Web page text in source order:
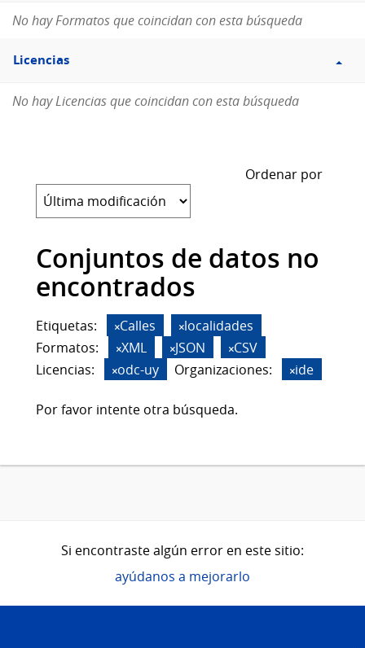
No hay Formatos que coincidan con esta búsqueda
Filtro
Licencias
Licencias
No hay Licencias que coincidan con esta búsqueda
Ordenar por
Conjuntos de datos no
encontrados
Etiquetas: Calles
localidades
Formatos:
XML JSON
CSV
Licencias:
odc-uy Organizaciones: ide
Por favor intente otra búsqueda.
Si encontraste algún error en este sitio:
ayúdanos a mejorarlo